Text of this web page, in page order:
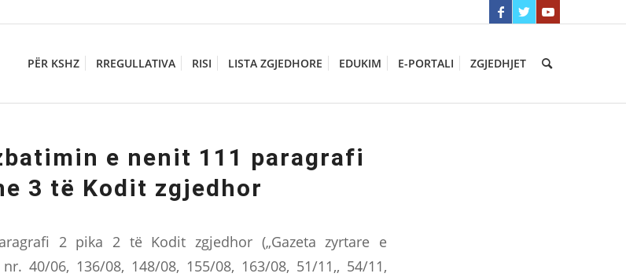
PËR KSHZ RREGULLATIVA RISI LISTA ZGJEDHORE EDUKIM E-PORTALI ZGJEDHJET
e nenit 111 paragrafi
3 të Kodit zgjedhor
2 pika 2 të Kodit zgjedhor („Gazeta zyrtare e
40/06, 136/08, 148/08, 155/08, 163/08, 51/11,, 54/11,